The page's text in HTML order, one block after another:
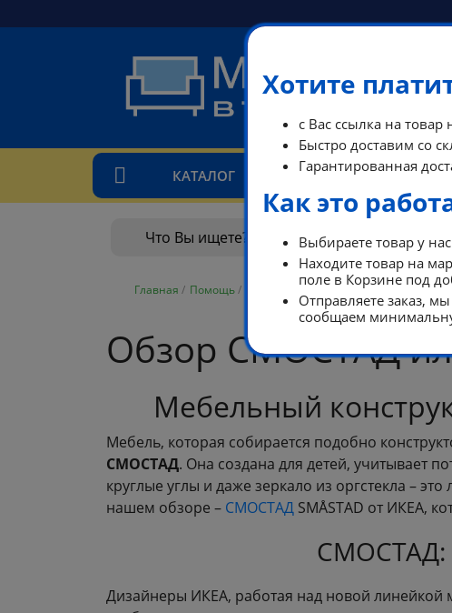
КАТАЛОГ ТАРИФЫ
Главная / Помощь/
Обзор СМОСТАД
Мебельный
Мебель, которая собирается подобно
СМОСТАД. Она создана для детей, учитывает
круглые углы и даже зеркало из оргстекла –
нашем обзоре – СМОСТАД SMÅSTAD от ИКЕА,
СМОСТАД:
Дизайнеры ИКЕА, работая над новой линейкой
Хотите
с Вас ссылка на
Быстро доставим со
Гарантированная
Как это
Выбираете товар у
Находите товар на
поле в Корзине под
Отправляете заказ,
сообщаем